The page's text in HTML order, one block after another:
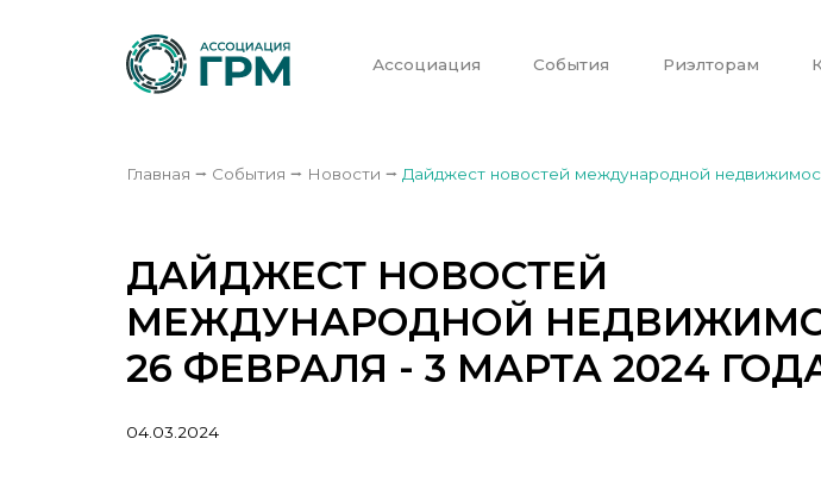
Ассоциация События Риэлторам
Главная ⭢ События ⭢ Новости ⭢ Дайджест новостей международной
ДАЙДЖЕСТ НОВОСТЕЙ
МЕЖДУНАРОДНОЙ
26 ФЕВРАЛЯ - 3 МАРТА 2024
04.03.2024